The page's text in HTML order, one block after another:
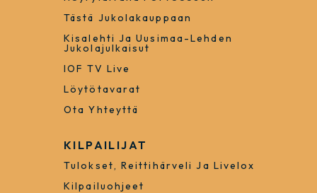
Tästä Jukolakauppaan
Kisalehti Ja Uusimaa-Lehden
Jukolajulkaisut
IOF TV Live
Löytötavarat
Ota Yhteyttä
KILPAILIJAT
Tulokset, Reittihärveli Ja Livelox
Kilpailuohjeet